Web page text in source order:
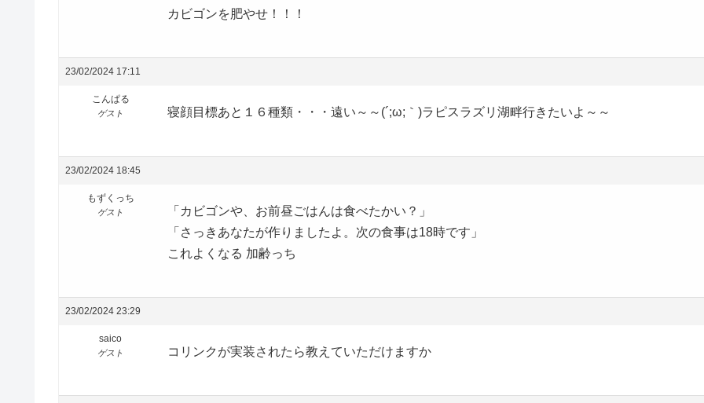
カビゴンを肥やせ！！！
23/02/2024 17:11
こんぱる
ゲスト 寝顔目標あと１６種類・・・遠い～～(´;ω;｀)ラピスラズリ湖畔行きたいよ～～
23/02/2024 18:45
もずくっち
ゲスト
「カビゴンや、お前昼ごはんは食べたかい？」
「さっきあなたが作りましたよ。次の食事は18時です」
これよくなる 加齢っち
23/02/2024 23:29
saico
ゲスト コリンクが実装されたら教えていただけますか